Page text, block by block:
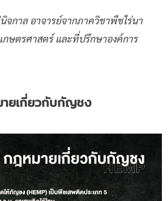
จกาล อาจารย์จากภาควิชาพืชไร่นา
ษตรศาสตร์ และที่ปรึกษาองค์การ
ยเกี่ยวกับกัญชง